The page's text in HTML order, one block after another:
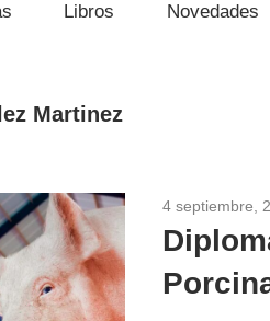
Libros Novedades
Martinez
4 septiembre,